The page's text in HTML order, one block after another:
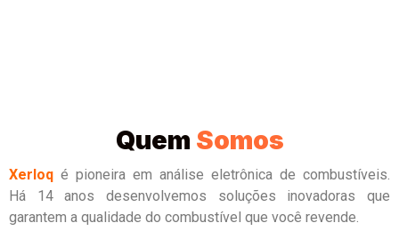
Quem Somos
Xerloq é pioneira em análise eletrônica de combustíveis.
Há 14 anos desenvolvemos soluções inovadoras que
garantem a qualidade do combustível que você revende.